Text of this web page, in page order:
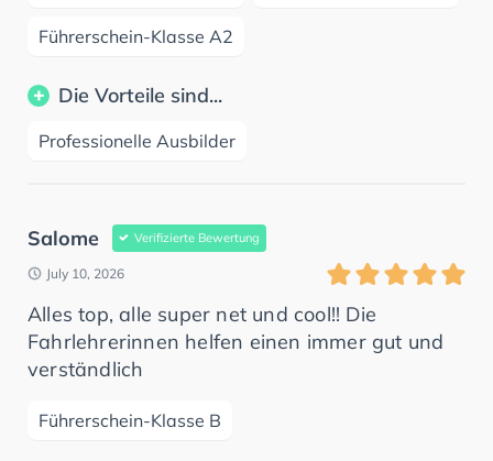
Führerschein-Klasse A2
Die Vorteile sind...
Professionelle Ausbilder
Salome Verifizierte Bewertung
July 10, 2026
Alles top, alle super net und cool!! Die
Fahrlehrerinnen helfen einen immer gut und
verständlich
Führerschein-Klasse B